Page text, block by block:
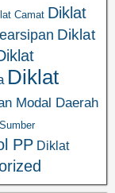
Camat Diklat
Diklat
Diklat
Modal Daerah
PP Diklat